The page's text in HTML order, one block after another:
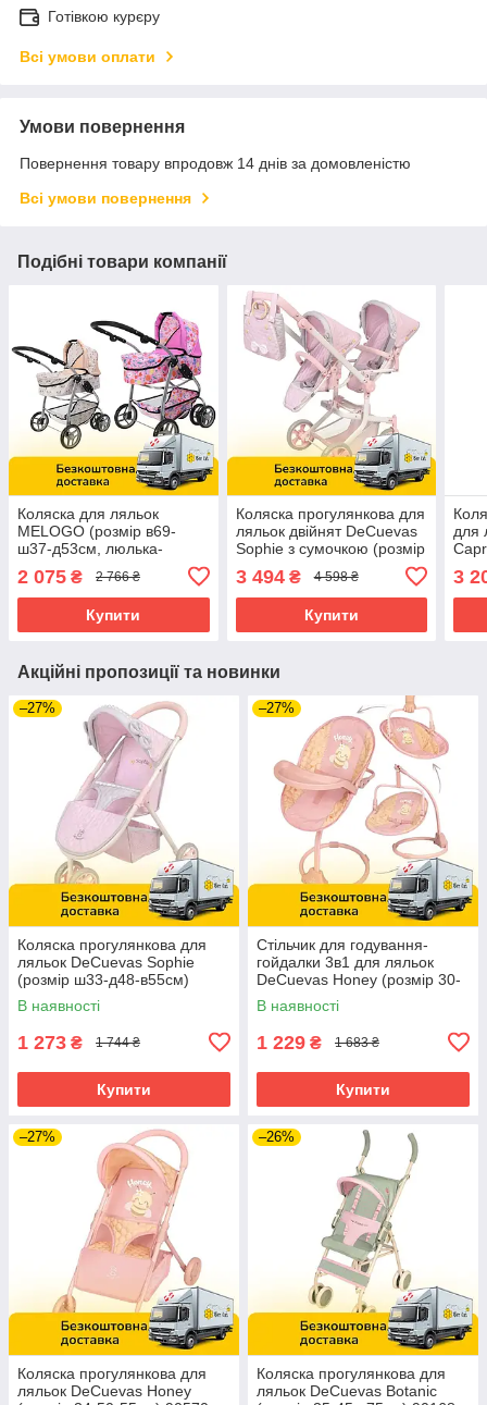
Готівкою курєру
Всі умови оплати
Умови повернення
Повернення товару впродовж 14 днів за домовленістю
Всі умови повернення
Подібні товари компанії
Коляска для ляльок
MELOGO (розмір в69-
ш37-д53см, люлька-
переноска, кошик, регул.
ручка, метал) 9662
2 075 ₴ 2 766 ₴
Купити
Коляска прогулянкова для
ляльок двійнят DeCuevas
Sophie з сумочкою (розмір
Рожева
3 494₴ 4 598 ₴
Купити
для
3
Акційні пропозиції та новинки
–27%
Коляска прогулянкова для
ляльок DeCuevas Sophie
(розмір ш33-д48-в55см)
90275 Рожева
В наявності
1 273 ₴ 1 744 ₴
Купити
–27%
Стільчик для годування-
гойдалки 3в1 для ляльок
DeCuevas Honey (розмір 30-
31-в60см) 51570
В наявності
1 229 ₴ 1 683 ₴
Купити
–27%
Коляска прогулянкова для
ляльок DeCuevas Honey
–26%
Коляска прогулянкова для
ляльок DeCuevas Botanic